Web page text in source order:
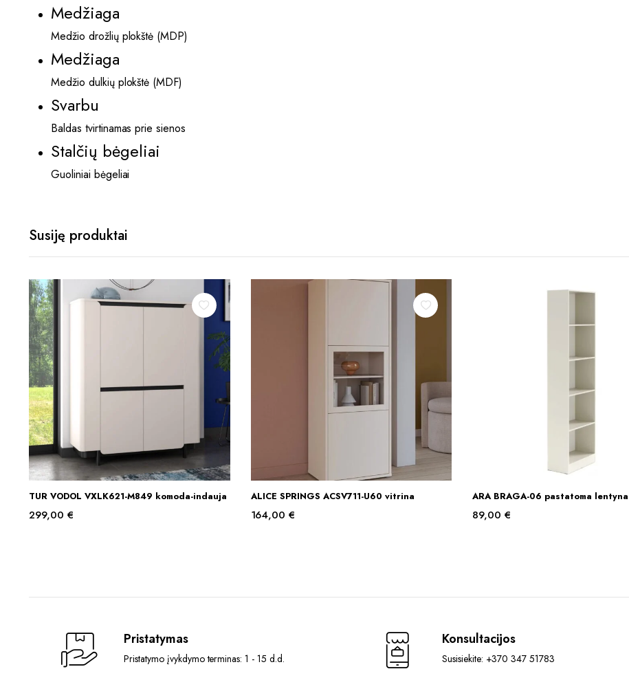
Medžiaga
Medžio drožlių plokštė (MDP)
Medžiaga
Medžio dulkių plokštė (MDF)
Svarbu
Baldas tvirtinamas prie sienos
Stalčių bėgeliai
Guoliniai bėgeliai
Susiję produktai
Į KREPŠELĮ
TUR VODOL VXLK621-M849 komoda-indauja
299,00 €
Į KREPŠELĮ
ALICE SPRINGS ACSV711-U60 vitrina
164,00€
Į KREPŠELĮ
ARA BRAGA-06 pastatoma lentyna
89,00 €
Pristatymas
Pristatymo įvykdymo terminas: 1 - 15 d.d.
Konsultacijos
Susisiekite: +370 347 51783